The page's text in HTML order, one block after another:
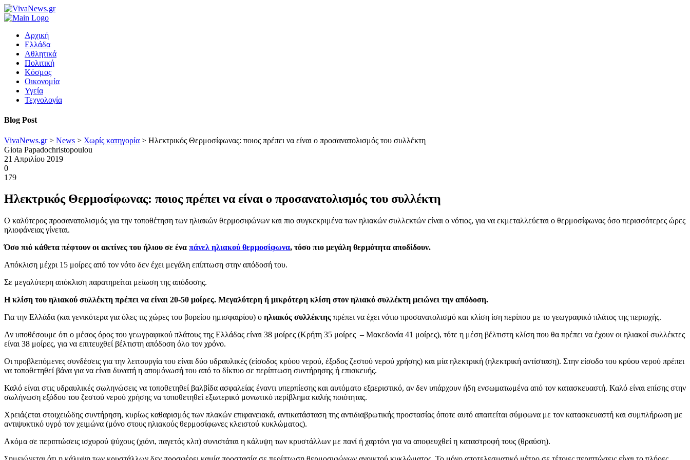
Αρχική
Ελλάδα
Αθλητικά
Πολιτική
Κόσμος
Οικονομία
Υγεία
Τεχνολογία
Blog Post
VivaNews.gr> News > Χωρίς κατηγορία > Ηλεκτρικός Θερμοσίφωνας: ποιος πρέπει να είναι ο προσανατολισμός του συλλέκτη
Giota Papadochristopoulou
21 Απριλίου 2019
0
179
Ηλεκτρικός Θερμοσίφωνας: ποιος πρέπει να είναι ο προσανατολισμός του συλλέκτη
Ο καλύτερος προσανατολισμός για την τοποθέτηση των ηλιακών θερμοσιφώνων και πιο συγκεκριμένα των ηλιακών συλλεκτών είναι ο νότιος, για να εκμεταλλεύεται ο θερμοσίφωνας όσο περισσότερες ώρες
ηλιοφάνειας γίνεται.
Όσο πιό κάθετα πέφτουν οι ακτίνες του ήλιου σε ένα πάνελ ηλιακού θερμοσίφωνα, τόσο πιο μεγάλη θερμότητα αποδίδουν.
Απόκλιση μέχρι 15 μοίρες από τον νότο δεν έχει μεγάλη επίπτωση στην απόδοσή του.
Σε μεγαλύτερη απόκλιση παρατηρείται μείωση της απόδοσης.
Η κλίση του ηλιακού συλλέκτη πρέπει να είναι 20-50 μοίρες. Μεγαλύτερη ή μικρότερη κλίση στον ηλιακό συλλέκτη μειώνει την απόδοση.
Για την Ελλάδα (και γενικότερα για όλες τις χώρες του βορείου ημισφαιρίου) ο ηλιακός συλλέκτης πρέπει να έχει νότιο προσανατολισμό και κλίση ίση περίπου με το γεωγραφικό πλάτος της περιοχής.
Αν υποθέσουμε ότι ο μέσος όρος του γεωγραφικού πλάτους της Ελλάδας είναι 38 μοίρες (Κρήτη 35 μοίρες – Μακεδονία 41 μοίρες), τότε η μέση βέλτιστη κλίση που θα πρέπει να έχουν οι ηλιακοί συλλέκτες
είναι 38 μοίρες, για να επιτευχθεί βέλτιστη απόδοση όλο τον χρόνο.
Οι προβλεπόμενες συνδέσεις για την λειτουργία του είναι δύο υδραυλικές (είσοδος κρύου νερού, έξοδος ζεστού νερού χρήσης) και μία ηλεκτρική (ηλεκτρική αντίσταση). Στην είσοδο του κρύου νερού πρέπει
να τοποθετηθεί βάνα για να είναι δυνατή η απομόνωσή του από το δίκτυο σε περίπτωση συντήρησης ή επισκευής.
Καλό είναι στις υδραυλικές σωληνώσεις να τοποθετηθεί βαλβίδα ασφαλείας έναντι υπερπίεσης και αυτόματο εξαεριστικό, αν δεν υπάρχουν ήδη ενσωματωμένα από τον κατασκευαστή. Καλό είναι επίσης στην
σωλήνωση εξόδου του ζεστού νερού χρήσης να τοποθετηθεί εξωτερικό μονωτικό περίβλημα καλής ποιότητας.
Χρειάζεται στοιχειώδης συντήρηση, κυρίως καθαρισμός των πλακών επιφανειακά, αντικατάσταση της αντιδιαβρωτικής προστασίας όποτε αυτό απαιτείται σύμφωνα με τον κατασκευαστή και συμπλήρωση με
αντιψυκτικό υγρό τον χειμώνα (μόνο στους ηλιακούς θερμοσίφωνες κλειστού κυκλώματος).
Ακόμα σε περιπτώσεις ισχυρού ψύχους (χιόνι, παγετός κλπ) συνιστάται η κάλυψη των κρυστάλλων με πανί ή χαρτόνι για να αποφευχθεί η καταστροφή τους (θραύση).